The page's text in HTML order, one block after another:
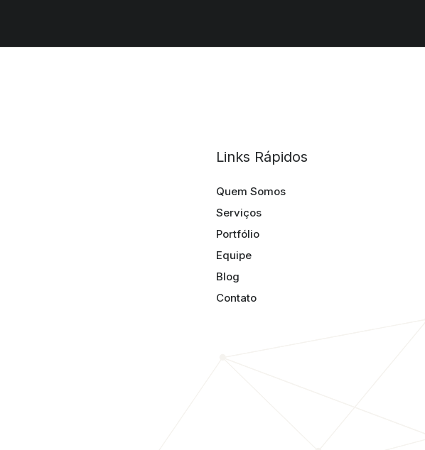
Links Rápidos
Quem Somos
Serviços
Portfólio
Equipe
Blog
Contato